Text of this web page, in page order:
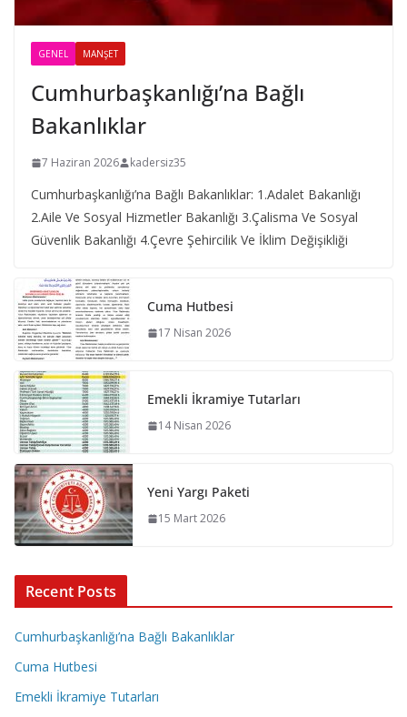
GENEL MANŞET
Cumhurbaşkanlığı’na Bağlı
Bakanlıklar
7 Haziran 2026 kadersiz35
Cumhurbaşkanlığı’na Bağlı Bakanlıklar: 1.Adalet Bakanlığı
2.Aile Ve Sosyal Hizmetler Bakanlığı 3.Çalisma Ve Sosyal
Güvenlik Bakanlığı 4.Çevre Şehircilik Ve İklim Değişikliği
Cuma Hutbesi
17 Nisan 2026
Emekli İkramiye Tutarları
14 Nisan 2026
Yeni Yargı Paketi
15 Mart 2026
Recent Posts
Cumhurbaşkanlığı’na Bağlı Bakanlıklar
Cuma Hutbesi
Emekli İkramiye Tutarları